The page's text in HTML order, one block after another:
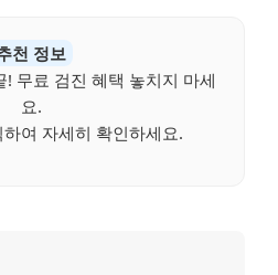
천 정보
무료 검진 혜택 놓치지 마세
요.
여 자세히 확인하세요.